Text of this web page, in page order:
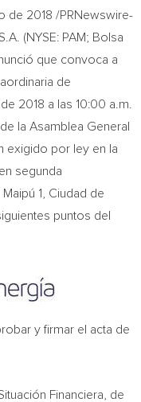
de 2018 /PRNewswire-
(NYSE: PAM; Bolsa
que convoca a
de
2018 a las 10:00 a.m.
la Asamblea General
exigido por ley en la
en segunda
1, Ciudad de
puntos del
y firmar el acta de
Financiera, de